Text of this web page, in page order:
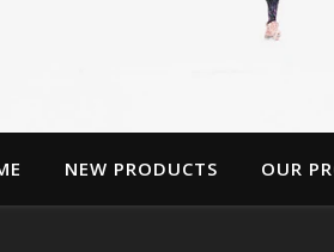
NEW PRODUCTS OUR